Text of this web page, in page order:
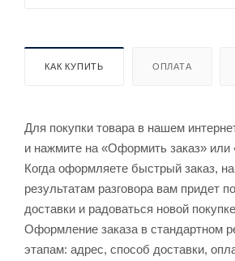
КАК КУПИТЬ ОПЛАТА
Для покупки товара в нашем
и нажмите на «Оформить заказ» или
Когда оформляете быстрый заказ,
результатам разговора вам придет
доставки и радоваться новой
Оформление заказа в стандартном
этапам: адрес, способ доставки,